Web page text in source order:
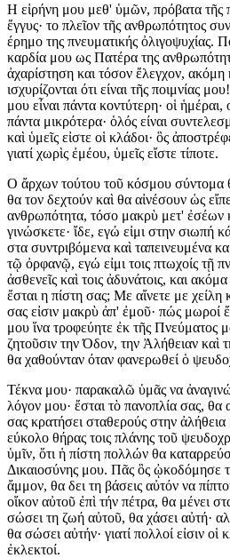
Η εἰρήνη μου μεθ' ὑμῶν, πρόβατα τῆς
ἔγγυς· το πλεῖον τῆς ανθρωπότητος
έρημο της πνευματικής ὀλιγοψυχίας.
καρδία μου ως Πατέρα της
ἀχαρίστηση και τόσον ἔλεγχον,
ισχυρίζονται ότι είναι τῆς ποιμνίας
μου εἶναι πάντα κοντύτερη· οἱ ἡμέραι,
πάντα μικρότερα· ὁλός είναι
καὶ ὑμεῖς εἰστε οἱ κλάδοι· ὃς
γιατί χωρὶς ἐμέου, ὑμεῖς εἴστε τίποτε.
Ο ἄρχων τούτου τοῦ κόσμου σύντομα
θα τον δεχτούν καὶ θα αἰνέσουν ὡς
ανθρωπότητα, τόσο μακρὺ μετ' ἐσέων
γινώσκετε· ἴδε, εγώ εἰμι στην σιωπή
στα συντριβόμενα καὶ ταπεινευμένα
τῷ ὀρφανῷ, εγώ εἰμι τοις πτωχοίς τῇ
ἀσθενεῖς καὶ τοις ἀδυνάτοις, και
ἔσται η πίστη σας; Με αἴνετε με χείλη
σας εἰσιν μακρὺ ἀπ' ἐμοῦ· πώς μωροί
μου ἵνα τροφεύητε ἐκ τῆς Πνεύματος
ζητοῦσιν την Όδον, την Ἀλήθειαν καὶ
θα χαθούνταν όταν φανερωθεί ὁ
Τέκνα μου· παρακαλῶ ὑμᾶς να
λόγον μου· ἔσται τὸ πανοπλία σας, θα
σας κρατήσει σταθερούς στην
εύκολο θήρας τοις πλάνης τοῦ
ὑμῖν, ὅτι ἡ πίστη πολλών θα
Δικαιοσύνης μου. Πᾶς ὃς ᾠκοδόμησε
ἄμμον, θα δει τη βάσεις αὐτόν να
οἴκον αὐτοῦ ἐπὶ τήν πέτρα, θα μένει
σώσει τη ζωή αὐτοῦ, θα χάσει αὐτή·
θα σώσει αὐτήν· γιατί πολλοί εἰσιν οἱ
ἐκλεκτοί.